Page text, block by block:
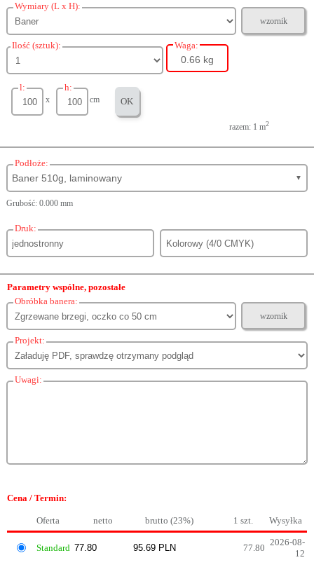
Wymiary (L x H):
wzornik
Ilość (sztuk): Waga:
0.66 kg
l:
x
h:
cm OK
razem: 1 m2
Podłoże:
Baner 510g, laminowany ▼
Grubość: 0.000 mm
Druk:
Parametry wspólne, pozostałe
Obróbka banera:
wzornik
Projekt:
Uwagi:
Cena / Termin:
Oferta netto brutto (23%) 1 szt. Wysyłka
Standard 77.80
2026-08-
12